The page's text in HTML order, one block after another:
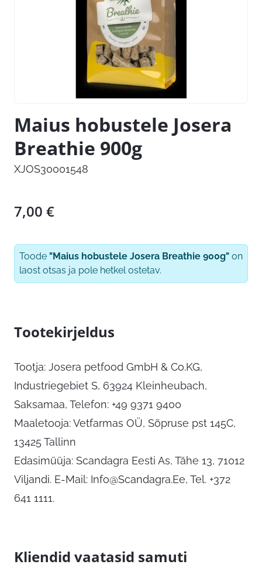
Maius hobustele Josera
Breathie 900g
XJOS30001548
7,00 €
Toode "Maius hobustele Josera Breathie 900g" on
laost otsas ja pole hetkel ostetav.
Tootekirjeldus
Tootja: Josera petfood GmbH & Co.KG,
Industriegebiet S, 63924 Kleinheubach,
Saksamaa, Telefon: +49 9371 9400
Maaletooja: Vetfarmas OÜ, Sõpruse pst 145C,
13425 Tallinn
Edasimüüja: Scandagra Eesti As, Tähe 13, 71012
Viljandi. E-Mail: Info@Scandagra.Ee, Tel. +372
641 1111.
Kliendid vaatasid samuti